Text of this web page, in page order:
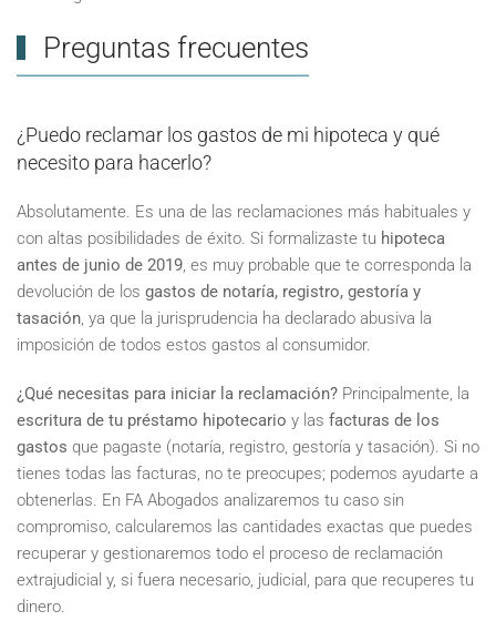
Preguntas frecuentes
¿Puedo reclamar los gastos de mi hipoteca y qué
necesito para hacerlo?
Absolutamente. Es una de las reclamaciones más habituales y
con altas posibilidades de éxito. Si formalizaste tu hipoteca
antes de junio de 2019, es muy probable que te corresponda la
devolución de los gastos de notaría, registro, gestoría y
tasación, ya que la jurisprudencia ha declarado abusiva la
imposición de todos estos gastos al consumidor.
¿Qué necesitas para iniciar la reclamación? Principalmente, la
escritura de tu préstamo hipotecario y las facturas de los
gastos que pagaste (notaría, registro, gestoría y tasación). Si no
tienes todas las facturas, no te preocupes; podemos ayudarte a
obtenerlas. En FA Abogados analizaremos tu caso sin
compromiso, calcularemos las cantidades exactas que puedes
recuperar y gestionaremos todo el proceso de reclamación
extrajudicial y, si fuera necesario, judicial, para que recuperes tu
dinero.